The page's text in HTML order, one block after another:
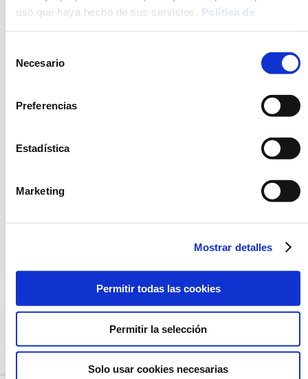
uso que haya hecho de sus servicios. Política de
Necesario
Preferencias
Estadística
Marketing
Mostrar detalles
Permitir todas las cookies
Permitir la selección
Solo usar cookies necesarias
PREPARACIÓN
Horno
Sartén / olla
Cereales que contengan gluten y productos derivados.
MÉTODO DE PREPARACIÓN
VALORES NUTRICIONALES